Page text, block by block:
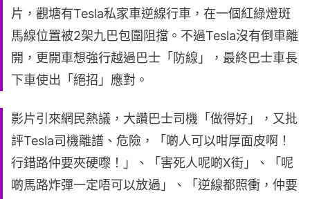
片，觀塘有Tesla私家車逆線行車，在一個紅綠燈斑
馬線位置被2架九巴包圍阻擋。不過Tesla沒有倒車離
開，更開車想強行越過巴士「防線」，最終巴士車長
下車使出「絕招」應對。
影片引來網民熱議，大讚巴士司機「做得好」，又批
評Tesla司機離譜、危險，「啲人可以咁厚面皮啊！
行錯路仲要夾硬嚟！」、「害死人呢啲X街」、「呢
啲馬路炸彈一定唔可以放過」、「逆線都照衝，仲要